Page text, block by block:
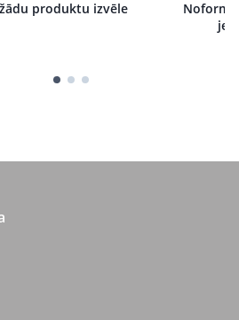
produktu izvēle